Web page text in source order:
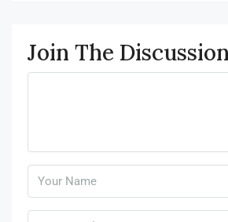
Join The Discussion